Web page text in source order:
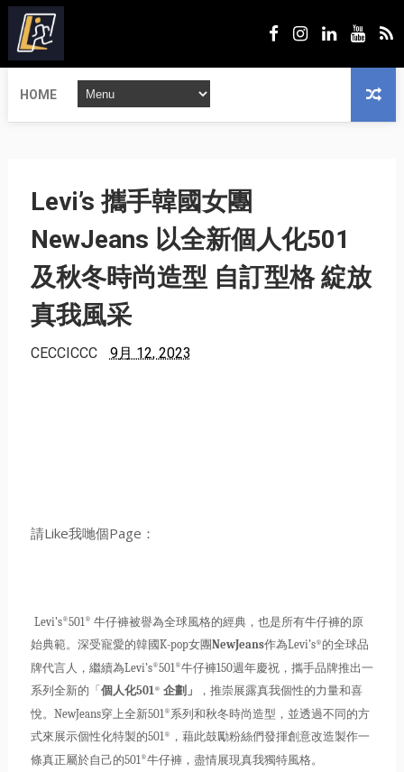
HOME
Levi’s 攜手韓國女團
NewJeans 以全新個人化501
及秋冬時尚造型 自訂型格 綻放
真我風采
CECCICCC 9月 12, 2023
請Like我哋個Page：
Levi’s®501® 牛仔褲被譽為全球風格的經典，也是所有牛仔褲的原
始典範。 深受寵愛的韓國K-pop女團NewJeans作為Levi’s® 的全球品
牌代言人，繼續為Levi’s®501®牛仔褲150週年慶祝，攜手品牌推出一
系列全新的「 個人化501® 企劃」
，推崇展露真我個性的力量和喜
悅。 NewJeans穿上全新501® 系列和秋冬時尚造型， 並透過不同的方
式來展示個性化特製的501® ， 藉此鼓勵粉絲們發揮創意改造製作一
條真正屬於自己的501®牛仔褲，盡情展現真我獨特風格。